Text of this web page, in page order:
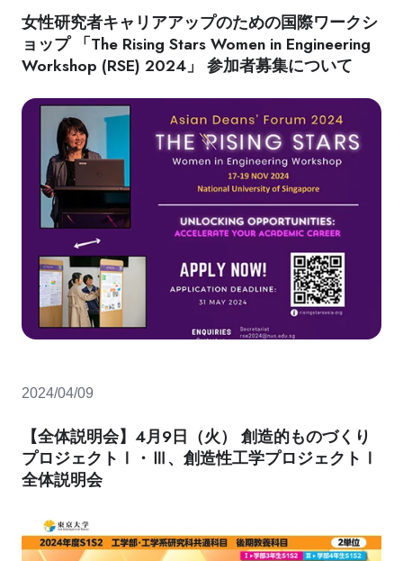
女性研究者キャリアアップのための国際ワークシ
ョップ 「The Rising Stars Women in Engineering
Workshop (RSE) 2024」 参加者募集について
2024/04/09
【全体説明会】4月9日（火） 創造的ものづくり
プロジェクトⅠ・Ⅲ、創造性工学プロジェクトⅠ
全体説明会